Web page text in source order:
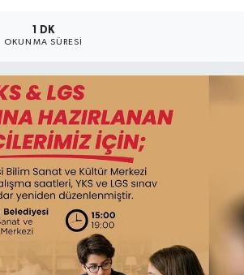
1 DK
OKUNMA SÜRESI